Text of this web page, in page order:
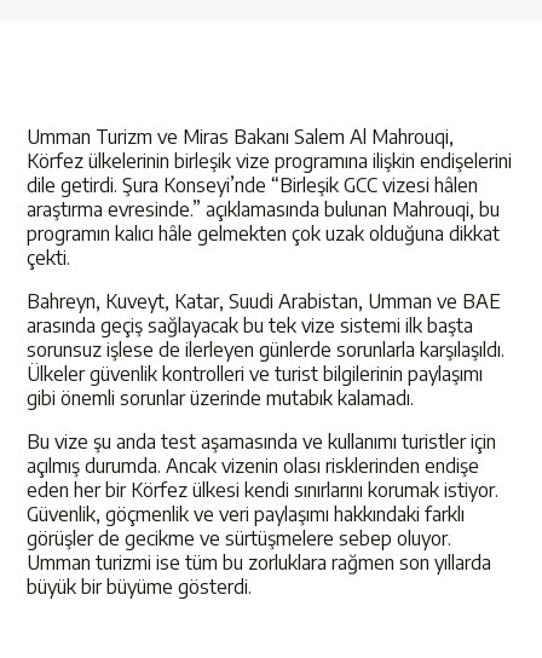
Umman Turizm ve Miras Bakanı Salem Al Mahrouqi,
Körfez ülkelerinin birleşik vize programına ilişkin endişelerini
dile getirdi. Şura Konseyi’nde “Birleşik GCC vizesi hâlen
araştırma evresinde.” açıklamasında bulunan Mahrouqi, bu
programın kalıcı hâle gelmekten çok uzak olduğuna dikkat
çekti.
Bahreyn, Kuveyt, Katar, Suudi Arabistan, Umman ve BAE
arasında geçiş sağlayacak bu tek vize sistemi ilk başta
sorunsuz işlese de ilerleyen günlerde sorunlarla karşılaşıldı.
Ülkeler güvenlik kontrolleri ve turist bilgilerinin paylaşımı
gibi önemli sorunlar üzerinde mutabık kalamadı.
Bu vize şu anda test aşamasında ve kullanımı turistler için
açılmış durumda. Ancak vizenin olası risklerinden endişe
eden her bir Körfez ülkesi kendi sınırlarını korumak istiyor.
Güvenlik, göçmenlik ve veri paylaşımı hakkındaki farklı
görüşler de gecikme ve sürtüşmelere sebep oluyor.
Umman turizmi ise tüm bu zorluklara rağmen son yıllarda
büyük bir büyüme gösterdi.